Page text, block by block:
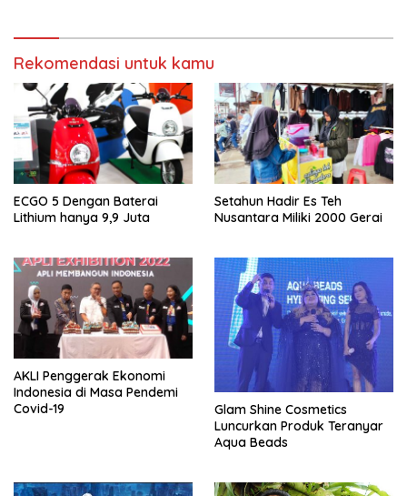
Rekomendasi untuk kamu
ECGO 5 Dengan Baterai
Lithium hanya 9,9 Juta
Setahun Hadir Es Teh
Nusantara Miliki 2000 Gerai
AKLI Penggerak Ekonomi
Indonesia di Masa Pendemi
Covid-19
Glam Shine Cosmetics
Luncurkan Produk Teranyar
Aqua Beads